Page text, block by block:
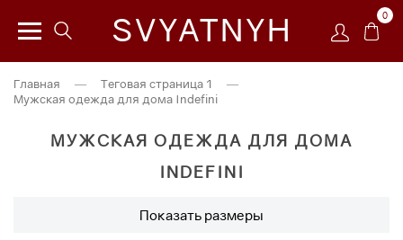
SVYATNYH 0
Главная — Теговая страница 1
—
Мужская одежда для дома Indefini
МУЖСКАЯ ОДЕЖДА ДЛЯ ДОМА
INDEFINI
Показать размеры